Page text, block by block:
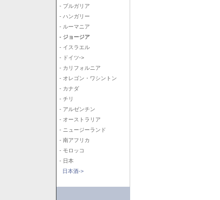
- ブルガリア
- ハンガリー
- ルーマニア
- ジョージア
- イスラエル
- ドイツ->
- カリフォルニア
- オレゴン・ワシントン
- カナダ
- チリ
- アルゼンチン
- オーストラリア
- ニュージーランド
- 南アフリカ
- モロッコ
- 日本
日本酒->